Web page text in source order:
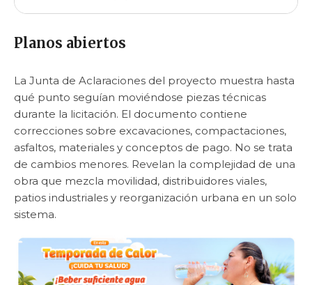
Planos abiertos
La Junta de Aclaraciones del proyecto muestra hasta
qué punto seguían moviéndose piezas técnicas
durante la licitación. El documento contiene
correcciones sobre excavaciones, compactaciones,
asfaltos, materiales y conceptos de pago. No se trata
de cambios menores. Revelan la complejidad de una
obra que mezcla movilidad, distribuidores viales,
patios industriales y reorganización urbana en un solo
sistema.